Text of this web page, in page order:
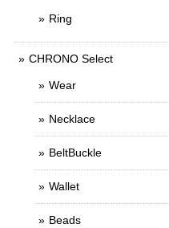
Ring
CHRONO Select
Wear
Necklace
BeltBuckle
Wallet
Beads